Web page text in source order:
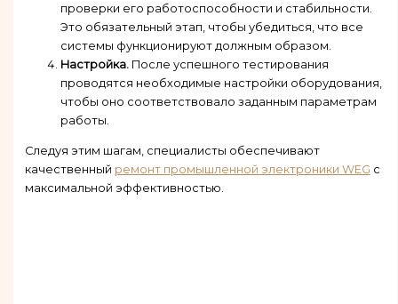
проверки его работоспособности и стабильности.
Это обязательный этап, чтобы убедиться, что все
системы функционируют должным образом.
Настройка.После успешного тестирования
проводятся необходимые настройки оборудования,
чтобы оно соответствовало заданным параметрам
работы.
Следуя этим шагам, специалисты обеспечивают
качественный ремонт промышленной электроники WEG с
максимальной эффективностью.